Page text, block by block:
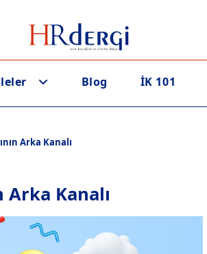
Blog İK 101
Arka Kanalı
Kanalı